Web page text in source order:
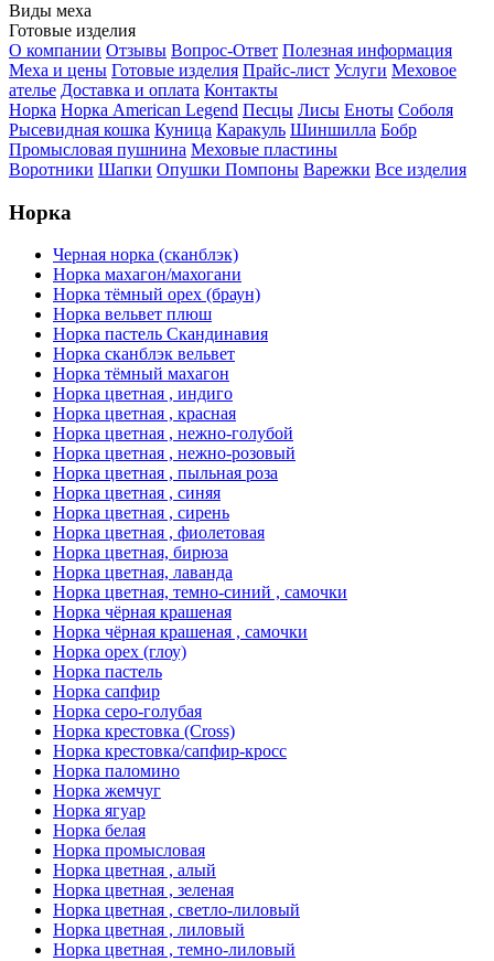
Виды меха
Готовые изделия
О компании Отзывы Вопрос-Ответ Полезная информация
Меха и цены Готовые изделия Прайс-лист Услуги Меховое
ателье Доставка и оплата Контакты
Норка Норка American Legend Песцы Лисы Еноты Соболя
Рысевидная кошка Куница Каракуль Шиншилла Бобр
Промысловая пушнина Меховые пластины
Воротники Шапки Опушки Помпоны Варежки Все изделия
Норка
Черная норка (сканблэк)
Норка махагон/махогани
Норка тёмный орех (браун)
Норка вельвет плюш
Норка пастель Скандинавия
Норка сканблэк вельвет
Норка тёмный махагон
Норка цветная , индиго
Норка цветная , красная
Норка цветная , нежно-голубой
Норка цветная , нежно-розовый
Норка цветная , пыльная роза
Норка цветная , синяя
Норка цветная , сирень
Норка цветная , фиолетовая
Норка цветная, бирюза
Норка цветная, лаванда
Норка цветная, темно-синий , самочки
Норка чёрная крашеная
Норка чёрная крашеная , самочки
Норка орех (глоу)
Норка пастель
Норка сапфир
Норка серо-голубая
Норка крестовка (Cross)
Норка крестовка/сапфир-кросс
Норка паломино
Норка жемчуг
Норка ягуар
Норка белая
Норка промысловая
Норка цветная , алый
Норка цветная , зеленая
Норка цветная , светло-лиловый
Норка цветная , лиловый
Норка цветная , темно-лиловый